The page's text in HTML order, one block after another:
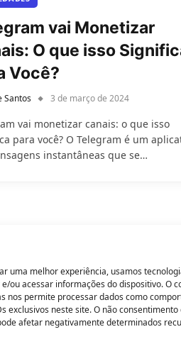
uma melhor experiência, usamos
ou acessar informações do dispositivo. O
nos permite processar dados como
exclusivos neste site. O não
afetar negativamente determinados
vai Monetizar
O que isso
Você?
Santos 3 de março de 2024
vai monetizar canais: o que isso
para você? O Telegram é um
instantâneas que se…
POLÍTICA DE